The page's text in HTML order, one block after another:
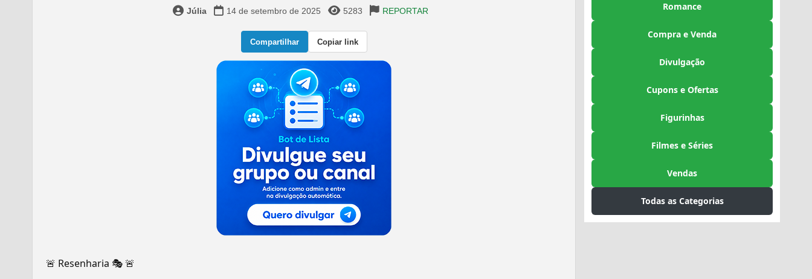
Júlia 14 de setembro de 2025 5283 REPORTAR
Compartilhar Copiar link
🚨 Resenharia 🎭 🚨
Romance
Compra e Venda
Divulgação
Cupons e Ofertas
Figurinhas
Filmes e Séries
Vendas
Todas as Categorias